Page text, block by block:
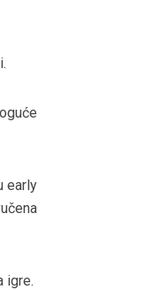
early
igre.